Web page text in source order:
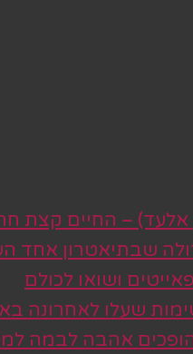
– החיים קצת
שבתיאטרון אחד
ושואו לכולם
שעלו לאחרונה
אהבה לבמה